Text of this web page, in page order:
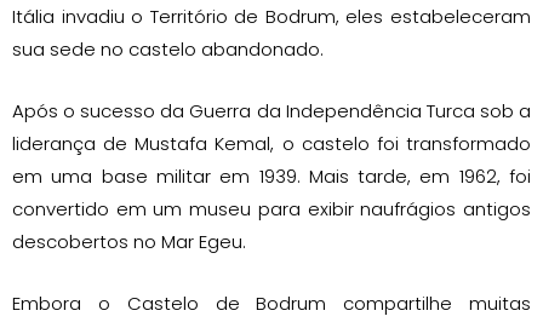
Itália invadiu o Território de Bodrum, eles estabeleceram
sua sede no castelo abandonado.
Após o sucesso da Guerra da Independência Turca sob a
liderança de Mustafa Kemal, o castelo foi transformado
em uma base militar em 1939. Mais tarde, em 1962, foi
convertido em um museu para exibir naufrágios antigos
descobertos no Mar Egeu.
Embora o Castelo de Bodrum compartilhe muitas